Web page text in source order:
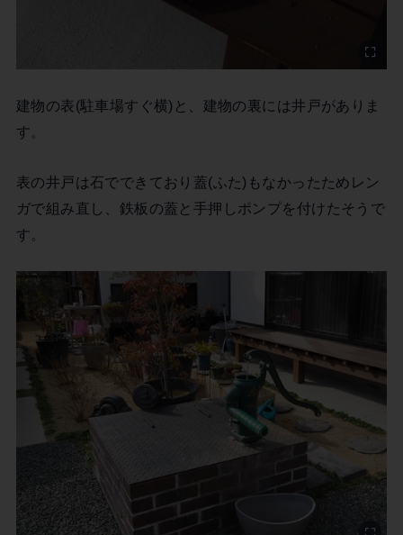
建物の表(駐車場すぐ横)と、建物の裏には井戸がありま
す。
表の井戸は石でできており蓋(ふた)もなかったためレン
ガで組み直し、鉄板の蓋と手押しポンプを付けたそうで
す。